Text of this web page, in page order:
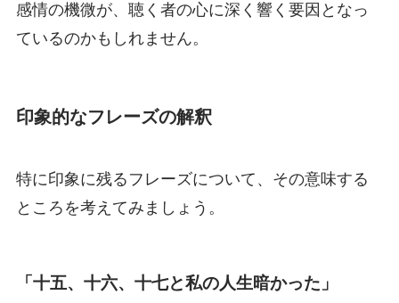
感情の機微が、聴く者の心に深く響く要因となっ
ているのかもしれません。
印象的なフレーズの解釈
特に印象に残るフレーズについて、その意味する
ところを考えてみましょう。
「十五、十六、十七と私の人生暗かった」